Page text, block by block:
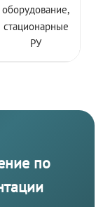
оборудование,
стационарные
РУ
по